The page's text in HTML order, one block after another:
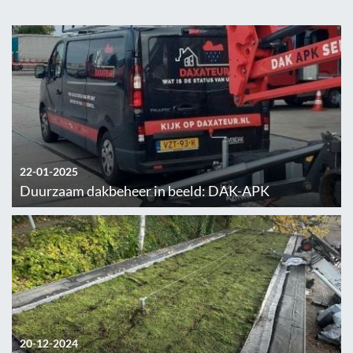
22-01-2025
Duurzaam dakbeheer in beeld: DAK-APK
20-12-2024